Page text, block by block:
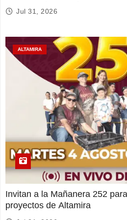
Jul 31, 2026
ALTAMIRA
Invitan a la Mañanera 252
proyectos de Altamira